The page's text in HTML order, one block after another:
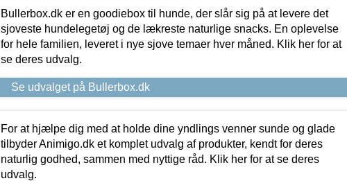
Bullerbox.dk er en goodiebox til hunde, der slår sig på at levere det
sjoveste hundelegetøj og de lækreste naturlige snacks. En oplevelse
for hele familien, leveret i nye sjove temaer hver måned. Klik her for at
se deres udvalg.
Se udvalget på Bullerbox.dk
For at hjælpe dig med at holde dine yndlings venner sunde og glade
tilbyder Animigo.dk et komplet udvalg af produkter, kendt for deres
naturlig godhed, sammen med nyttige råd. Klik her for at se deres
udvalg.